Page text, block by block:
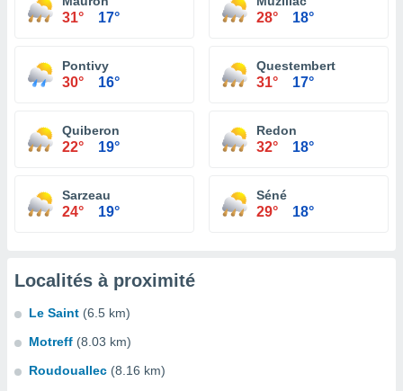
31° 17° 28° 18°
Pontivy
30° 16°
Questembert
31° 17°
Quiberon
22° 19°
Redon
32° 18°
Sarzeau
24° 19°
Séné
29° 18°
Localités à proximité
Le Saint (6.5 km)
Motreff (8.03 km)
Roudouallec (8.16 km)